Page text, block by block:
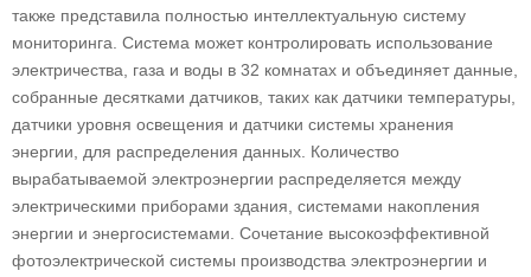
также представила полностью интеллектуальную систему
мониторинга. Система может контролировать использование
электричества, газа и воды в 32 комнатах и ​​объединяет данные,
собранные десятками датчиков, таких как датчики температуры,
датчики уровня освещения и датчики системы хранения
энергии, для распределения данных. Количество
вырабатываемой электроэнергии распределяется между
электрическими приборами здания, системами накопления
энергии и энергосистемами. Сочетание высокоэффективной
фотоэлектрической системы производства электроэнергии и